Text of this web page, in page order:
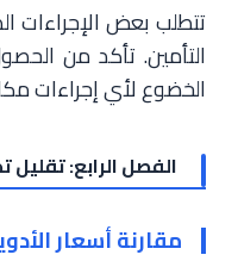
تتطلب بعض
التأمين. تأكد من
الخضوع لأي إجراءات
الفصل الرابع: تقليل
مقارنة أسعار